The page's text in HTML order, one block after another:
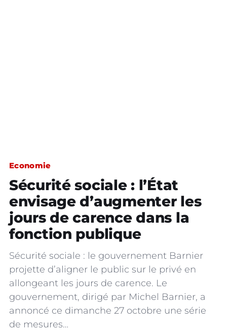
Economie
Sécurité sociale : l’État
envisage d’augmenter les
jours de carence dans la
fonction publique
Sécurité sociale : le gouvernement Barnier
projette d’aligner le public sur le privé en
allongeant les jours de carence. Le
gouvernement, dirigé par Michel Barnier, a
annoncé ce dimanche 27 octobre une série
de mesures…